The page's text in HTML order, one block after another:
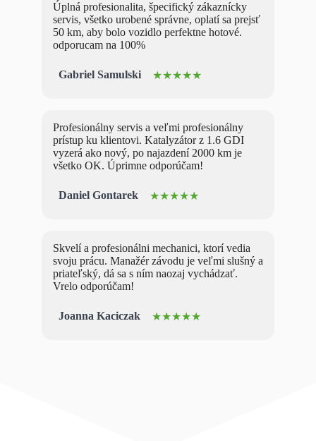
Úplná profesionalita, špecifický zákaznícky
servis, všetko urobené správne, oplatí sa prejsť
50 km, aby bolo vozidlo perfektne hotové.
odporucam na 100%
Gabriel Samulski ★★★★★
Profesionálny servis a veľmi profesionálny
prístup ku klientovi. Katalyzátor z 1.6 GDI
vyzerá ako nový, po najazdení 2000 km je
všetko OK. Úprimne odporúčam!
Daniel Gontarek ★★★★★
Skvelí a profesionálni mechanici, ktorí vedia
svoju prácu. Manažér závodu je veľmi slušný a
priateľský, dá sa s ním naozaj vychádzať.
Vrelo odporúčam!
Joanna Kaciczak ★★★★★